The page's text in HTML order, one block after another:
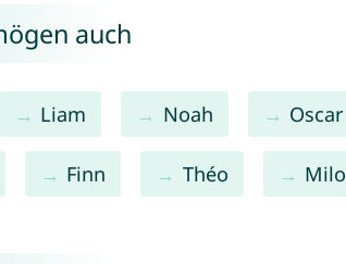
auch
Liam Noah Oscar
Finn Théo Milo